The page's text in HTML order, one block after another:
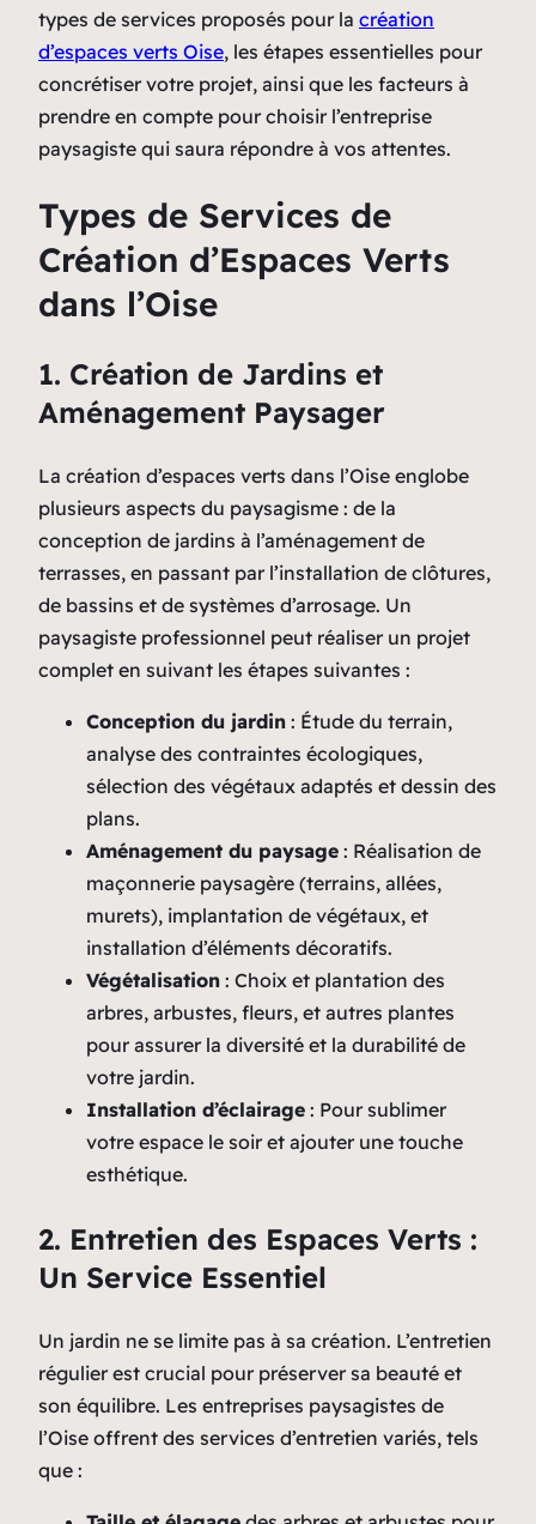
types de services proposés pour la création
d’espaces verts Oise, les étapes essentielles pour
concrétiser votre projet, ainsi que les facteurs à
prendre en compte pour choisir l’entreprise
paysagiste qui saura répondre à vos attentes.
Types de Services de
Création d’Espaces Verts
dans l’Oise
1. Création de Jardins et
Aménagement Paysager
La création d’espaces verts dans l’Oise englobe
plusieurs aspects du paysagisme : de la
conception de jardins à l’aménagement de
terrasses, en passant par l’installation de clôtures,
de bassins et de systèmes d’arrosage. Un
paysagiste professionnel peut réaliser un projet
complet en suivant les étapes suivantes :
Conception du jardin : Étude du terrain,
analyse des contraintes écologiques,
sélection des végétaux adaptés et dessin des
plans.
Aménagement du paysage : Réalisation de
maçonnerie paysagère (terrains, allées,
murets), implantation de végétaux, et
installation d’éléments décoratifs.
Végétalisation : Choix et plantation des
arbres, arbustes, fleurs, et autres plantes
pour assurer la diversité et la durabilité de
votre jardin.
Installation d’éclairage : Pour sublimer
votre espace le soir et ajouter une touche
esthétique.
2. Entretien des Espaces Verts :
Un Service Essentiel
Un jardin ne se limite pas à sa création. L’entretien
régulier est crucial pour préserver sa beauté et
son équilibre. Les entreprises paysagistes de
l’Oise offrent des services d’entretien variés, tels
que :